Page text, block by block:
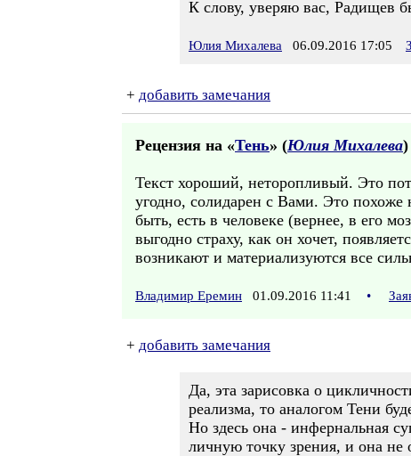
К слову, уверяю вас, Радищев
Юлия Михалева 06.09.2016 17:05
+ добавить замечания
Рецензия на «Тень» (Юлия Михалева)
Текст хороший, неторопливый. Это
угодно, солидарен с Вами. Это похоже
быть, есть в человеке (вернее, в его
выгодно страху, как он хочет,
возникают и материализуются все
Владимир Еремин 01.09.2016 11:41 •
+ добавить замечания
Да, эта зарисовка о
реализма, то аналогом Тени
Но здесь она - инфернальная
личную точку зрения, и она не